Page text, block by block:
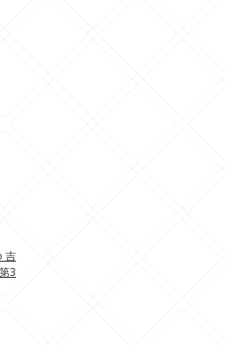
吉
3